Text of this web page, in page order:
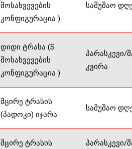
მოსახვევების
კონფიგურაცია )
სამუშაო
დიდი ტრასა (S
მოსახვევების
კონფიგურაცია )
პარასკევი/
კვირა
მცირე ტრასის
(პადოკი) იჯარა
სამუშაო
მცირე ტრასის
პარასკევი/